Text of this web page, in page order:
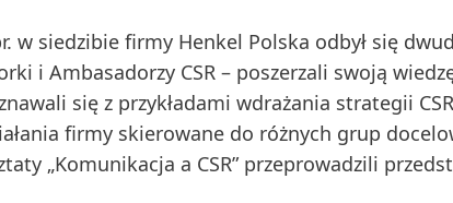
w siedzibie firmy Henkel Polska odbył się
i Ambasadorzy CSR – poszerzali swoją
się z przykładami wdrażania strategii
firmy skierowane do różnych grup
„Komunikacja a CSR” przeprowadzili